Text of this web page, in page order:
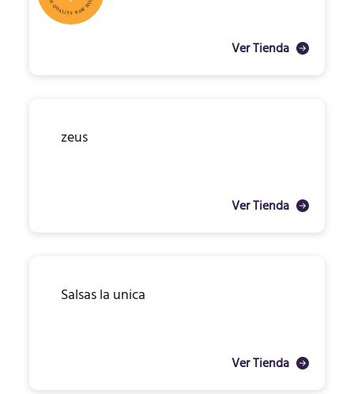
Ver Tienda
zeus
Ver Tienda
Salsas la unica
Ver Tienda